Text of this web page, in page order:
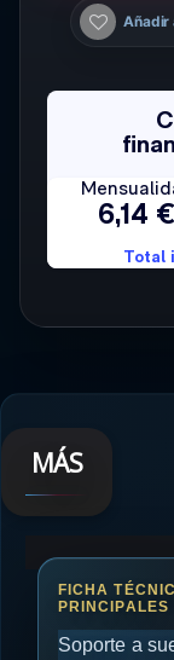
Añadir
MÁS
Soporte a